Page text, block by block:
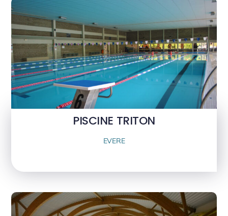
PISCINE TRITON
EVERE